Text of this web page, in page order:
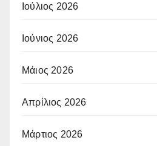
Ιούλιος 2026
Ιούνιος 2026
Μάιος 2026
Απρίλιος 2026
Μάρτιος 2026